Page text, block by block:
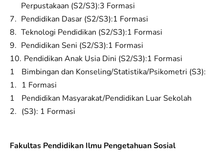
Perpustakaan (S2/S3):3 Formasi
Pendidikan Dasar (S2/S3):1 Formasi
Teknologi Pendidikan (S2/S3):1 Formasi
Pendidikan Seni (S2/S3):1 Formasi
Pendidikan Anak Usia Dini (S2/S3):1 Formasi
Bimbingan dan Konseling/Statistika/Psikometri (S3):
1 Formasi
Pendidikan Masyarakat/Pendidikan Luar Sekolah
(S3): 1 Formasi
Fakultas Pendidikan Ilmu Pengetahuan Sosial